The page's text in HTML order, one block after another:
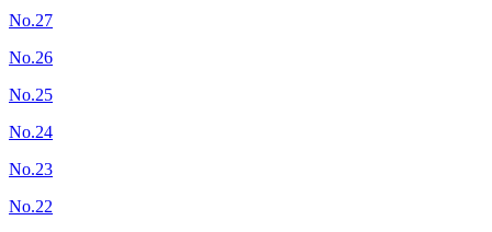
No.27
No.26
No.25
No.24
No.23
No.22